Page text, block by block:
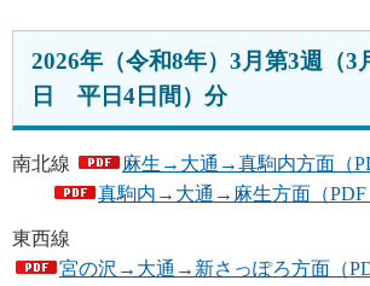
2026年（令和8年）3月第3週（3
日 平日4日間）分
南北線
麻生→大通→真駒内方面（
真駒内→大通→麻生方面（PDF
東西線
宮の沢→大通→新さっぽろ方面（